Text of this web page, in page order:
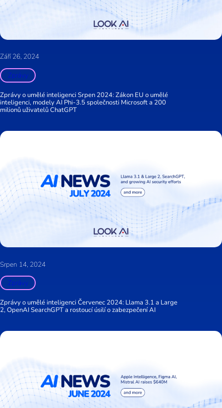
Září 26, 2024
Zprávy
Zprávy o umělé inteligenci Srpen 2024: Zákon EU o umělé
inteligenci, modely AI Phi-3.5 společnosti Microsoft a 200
milionů uživatelů ChatGPT
Srpen 14, 2024
Zprávy
Zprávy o umělé inteligenci Červenec 2024: Llama 3.1 a Large
2, OpenAI SearchGPT a rostoucí úsilí o zabezpečení AI